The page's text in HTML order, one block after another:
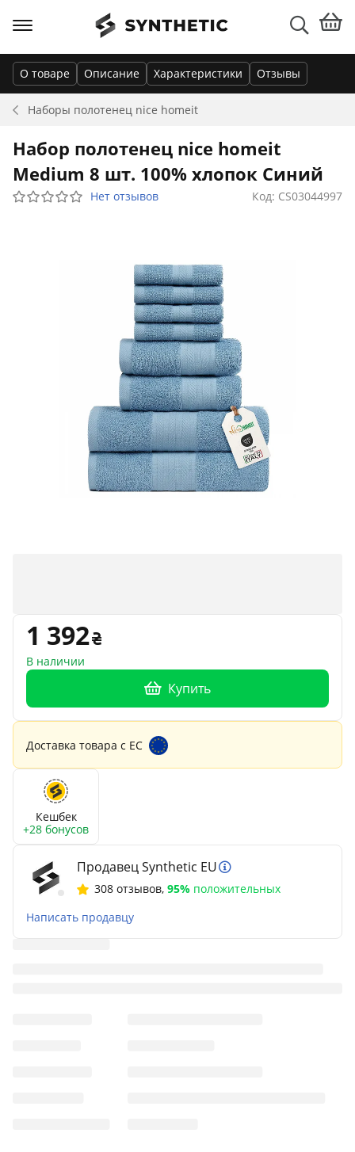
Наборы полотенец nice homeit
О товаре Описание Характеристики Отзывы
Набор полотенец nice homeit
Medium 8 шт. 100% хлопок Синий
Нет отзывов Код: CS03044997
1 392
В наличии
Купить
Доставка товара с ЕС
Кешбек
+28 бонусов
Продавец Synthetic EU
308 отзывов, 95% положительных
Написать продавцу